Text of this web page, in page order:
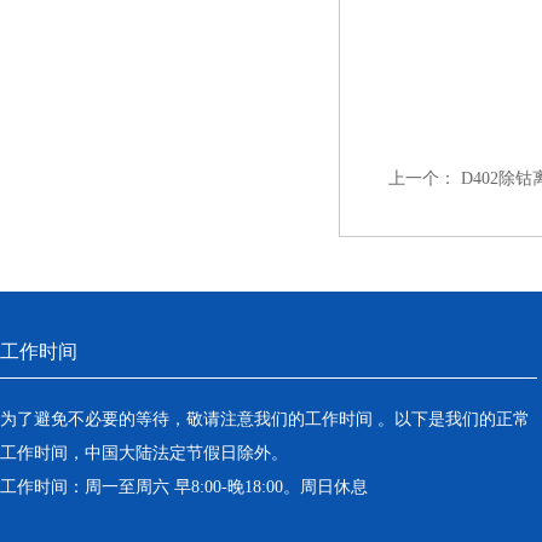
上一个： D402除钴
工作时间
为了避免不必要的等待，敬请注意我们的工作时间 。以下是我们的正常
工作时间，中国大陆法定节假日除外。
工作时间：周一至周六 早8:00-晚18:00。周日休息